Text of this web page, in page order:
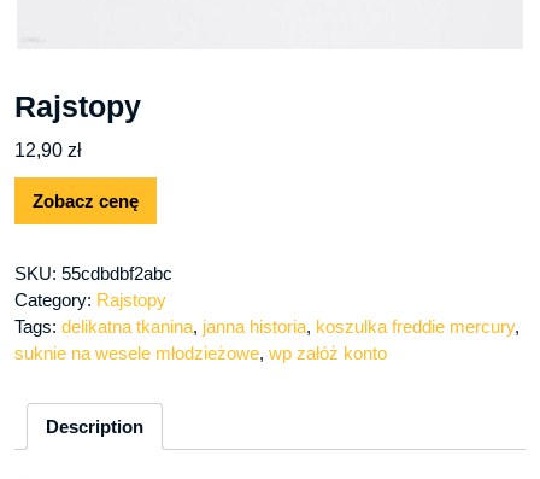
Rajstopy
12,90 zł
Zobacz cenę
SKU: 55cdbdbf2abc
Category: Rajstopy
Tags: delikatna tkanina, janna historia, koszulka freddie mercury,
suknie na wesele młodzieżowe, wp załóż konto
Description